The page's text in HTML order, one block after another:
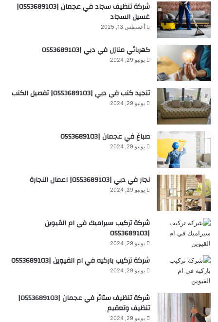
شركة تنظيف سجاد في عجمان |0553689103|
غسيل السجاد
أغسطس 13, 2025
كهربائي منازل في دبي |0553689103
يونيو 29, 2024
تنجيد كنب في دبي |0553689103| تفصيل الكنب
يونيو 29, 2024
صباغ في عجمان |0553689103
يونيو 29, 2024
نجار في دبي |0553689103| اعمال النجارة
يونيو 29, 2024
شركة تركيب سيراميك في ام القيوين
|0553689103
يونيو 29, 2024
شركة تركيب باركيه في ام القيوين |0553689103
يونيو 29, 2024
شركة تنظيف ستائر في عجمان |0553689103|
تنظيف وتعقيم
يونيو 29, 2024